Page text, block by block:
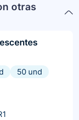
otras
50 und